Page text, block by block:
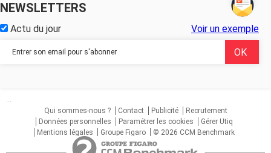
NEWSLETTERS
Actu du jour Voir un exemple
...
Qui sommes-nous ?
Contact Publicité
Recrutement
Données personnelles
Paramétrer les cookies
Gérer Utiq
Mentions légales
Groupe Figaro © 2026 CCM Benchmark